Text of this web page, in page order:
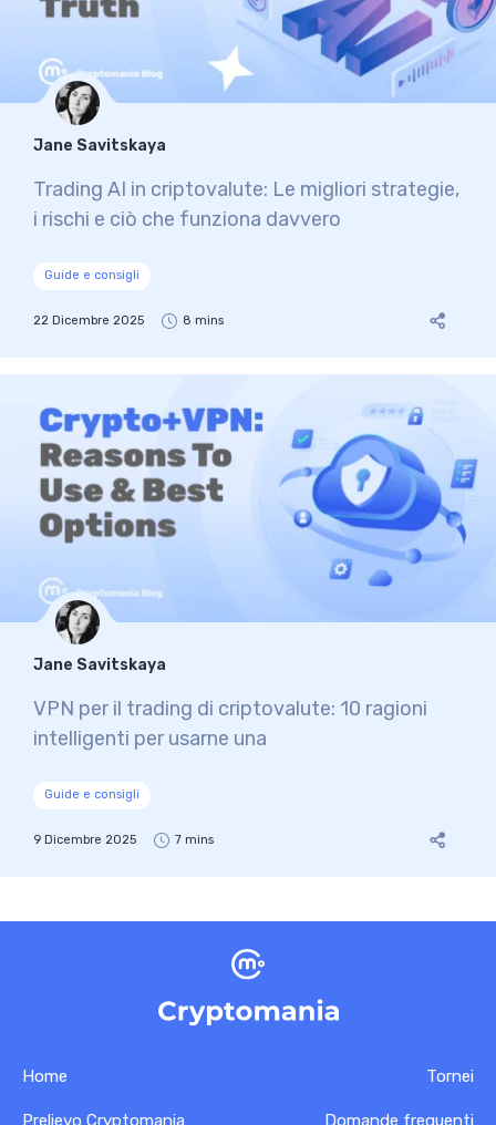
Jane Savitskaya
Trading AI in criptovalute: Le migliori strategie,
i rischi e ciò che funziona davvero
Guide e consigli
22 Dicembre 2025 8 mins
Jane Savitskaya
VPN per il trading di criptovalute: 10 ragioni
intelligenti per usarne una
Guide e consigli
9 Dicembre 2025 7 mins
Home Tornei
Prelievo Cryptomania Domande frequenti